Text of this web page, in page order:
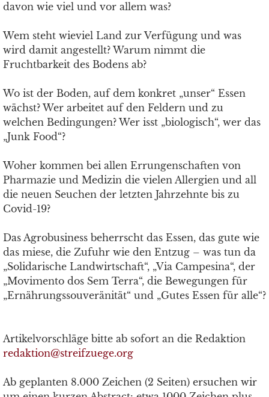
davon wie viel und vor allem was?
Wem steht wieviel Land zur Verfügung und was
wird damit angestellt? Warum nimmt die
Fruchtbarkeit des Bodens ab?
Wo ist der Boden, auf dem konkret „unser“ Essen
wächst? Wer arbeitet auf den Feldern und zu
welchen Bedingungen? Wer isst „biologisch“, wer das
„Junk Food“?
Woher kommen bei allen Errungenschaften von
Pharmazie und Medizin die vielen Allergien und all
die neuen Seuchen der letzten Jahrzehnte bis zu
Covid-19?
Das Agrobusiness beherrscht das Essen, das gute wie
das miese, die Zufuhr wie den Entzug – was tun da
„Solidarische Landwirtschaft“, „Via Campesina“, der
„Movimento dos Sem Terra“, die Bewegungen für
„Ernährungssouveränität“ und „Gutes Essen für alle“?
Artikelvorschläge bitte ab sofort an die Redaktion
redaktion@streifzuege.org
Ab geplanten 8.000 Zeichen (2 Seiten) ersuchen wir